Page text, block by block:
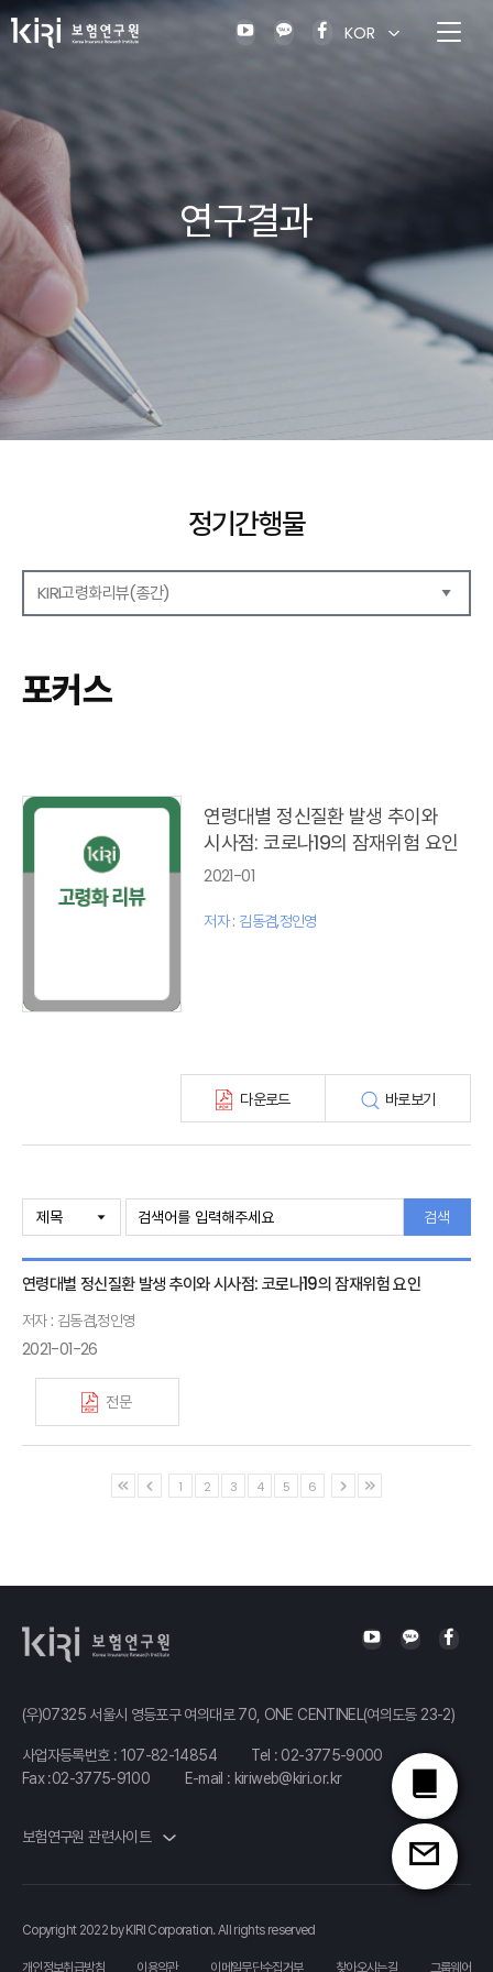
KOR
연구결과
정기간행물
KIRI고령화리뷰(종간)
보험금융연구
KIRI 리포트
이슈 분석(종간)
해외 학술연구 분석(종간)
국내외동향(종간)
특별기고(종간)
고령화리뷰 모음집(종간)
최신보험정보
해외보험금융동향(종간)
포커스
연령대별 정신질환 발생 추이와
시사점: 코로나19의 잠재위험 요인
2021-01
저자 : 김동겸,정인영
다운로드 바로보기
검색
연령대별 정신질환 발생 추이와 시사점: 코로나19의 잠재위험 요인
저자 : 김동겸,정인영
2021-01-26
전문
1 2 3 4 5 6
(우)07325 서울시 영등포구 여의대로 70, ONE CENTINEL(여의도동 23-2)
사업자등록번호 : 107-82-14854 Tel : 02-3775-9000
Fax :02-3775-9100
E-mail : kiriweb@kiri.or.kr
보험연구원 관련사이트
Copyright 2022 by KIRI Corporation. All rights reserved
개인정보취급방침 이용약관 이메일무단수집거부 찾아오시는길 그룹웨어